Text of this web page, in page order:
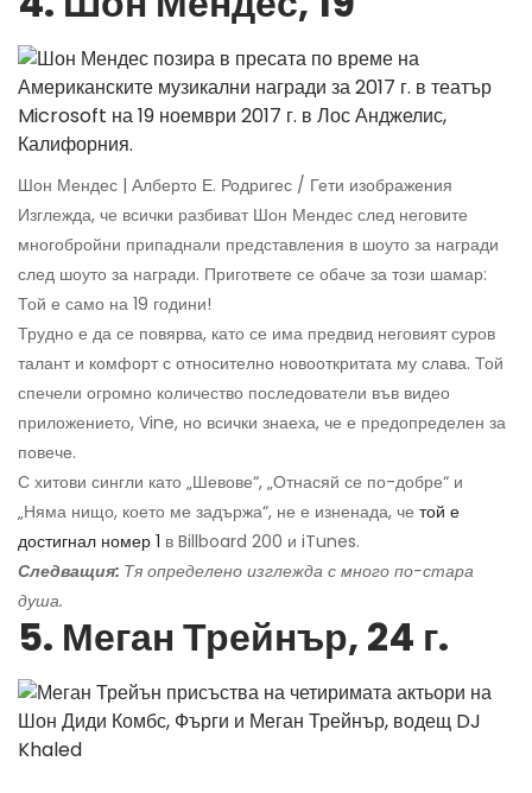
Шон Мендес | Алберто Е. Родригес / Гети изображения
Изглежда, че всички разбиват Шон Мендес след неговите
многобройни припаднали представления в шоуто за награди
след шоуто за награди. Пригответе се обаче за този шамар:
Той е само на 19 години!
Трудно е да се повярва, като се има предвид неговият суров
талант и комфорт с относително новооткритата му слава. Той
спечели огромно количество последователи във видео
приложението, Vine, но всички знаеха, че е предопределен за
повече.
С хитови сингли като „Шевове“, „Отнасяй се по-добре“ и
„Няма нищо, което ме задържа“, не е изненада, че той е
достигнал номер 1 в Billboard 200 и iTunes.
Следващия: Тя определено изглежда с много по-стара
душа.
5. Меган Трейнър, 24 г.